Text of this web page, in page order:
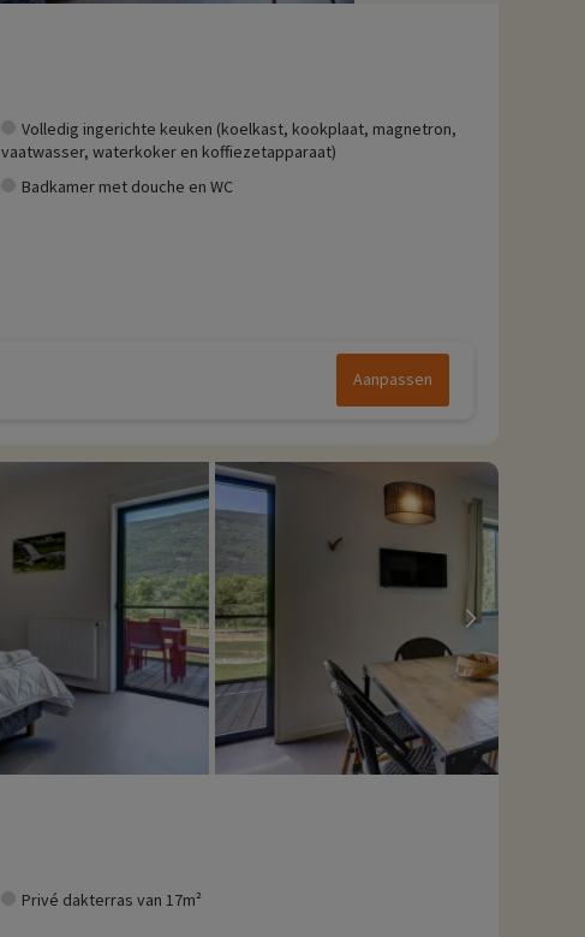
Volledig ingerichte keuken (koelkast, kookplaat, magnetron,
vaatwasser, waterkoker en koffiezetapparaat)
Badkamer met douche en WC
Aanpassen
Privé dakterras van 17m²